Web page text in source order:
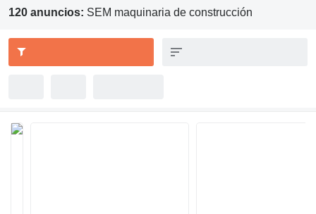
120 anuncios: SEM maquinaria de construcción